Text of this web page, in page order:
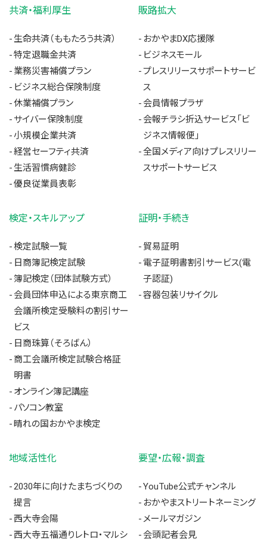
共済・福利厚生
生命共済（ももたろう共済）
特定退職金共済
業務災害補償プラン
ビジネス総合保険制度
休業補償プラン
サイバー保険制度
小規模企業共済
経営セーフティ共済
生活習慣病健診
優良従業員表彰
販路拡大
おかやまDX応援隊
ビジネスモール
プレスリリースサポートサービ
ス
会員情報プラザ
会報チラシ折込サービス「ビ
ジネス情報便」
全国メディア向けプレスリリー
スサポートサービス
検定・スキルアップ
検定試験一覧
日商簿記検定試験
簿記検定（団体試験方式）
会員団体申込による東京商工
会議所検定受験料の割引サー
ビス
日商珠算（そろばん）
商工会議所検定試験合格証
明書
オンライン簿記講座
パソコン教室
晴れの国おかやま検定
証明・手続き
貿易証明
電子証明書割引サービス(電
子認証)
容器包装リサイクル
地域活性化
2030年に向けたまちづくりの
提言
西大寺会陽
西大寺五福通りレトロ・マルシ
要望・広報・調査
YouTube公式チャンネル
おかやまストリートネーミング
メールマガジン
会頭記者会見